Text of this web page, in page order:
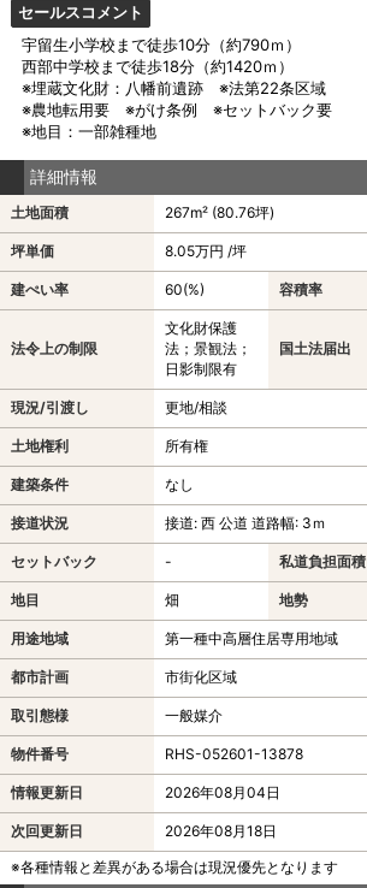
セールスコメント
宇留生小学校まで徒歩10分（約790ｍ）
西部中学校まで徒歩18分（約1420ｍ）
※埋蔵文化財：八幡前遺跡 ※法第22条区域
※農地転用要 ※がけ条例 ※セットバック要
※地目：一部雑種地
詳細情報
土地面積 267m² (80.76坪)
坪単価 8.05万円 /坪
建ぺい率 60(%) 容積率
法令上の制限
文化財保護
法；景観法；
日影制限有
国土法届出
現況/引渡し 更地/相談
土地権利 所有権
建築条件 なし
接道状況 接道: 西 公道 道路幅: 3ｍ
セットバック - 私道負担面積
地目 畑 地勢
用途地域 第一種中高層住居専用地域
都市計画 市街化区域
取引態様 一般媒介
物件番号 RHS-052601-13878
情報更新日 2026年08月04日
次回更新日
2026年08月18日
※各種情報と差異がある場合は現況優先となります